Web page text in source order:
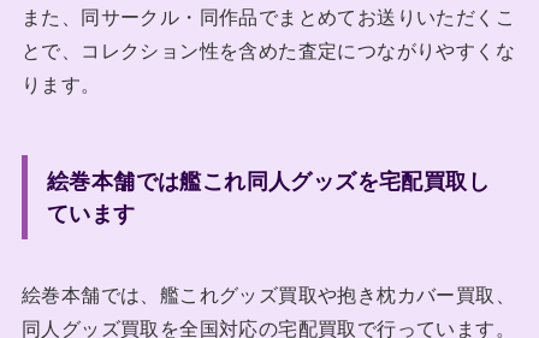
また、同サークル・同作品でまとめてお送りいただくこ
とで、コレクション性を含めた査定につながりやすくな
ります。
絵巻本舗では艦これ同人グッズを宅配買取し
ています
絵巻本舗では、艦これグッズ買取や抱き枕カバー買取、
同人グッズ買取を全国対応の宅配買取で行っています。